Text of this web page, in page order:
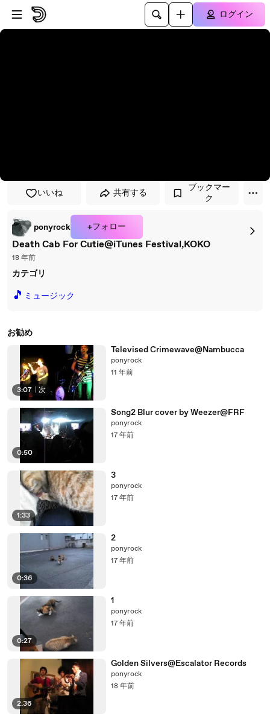
プレイヤーにスキップ
メインコンテンツにスキップ
ログイン
いいね 共有する
ブックマー
ク
ponyrock +フォロー
Death Cab For Cutie@iTunes Festival,KOKO
18 年前
カテゴリ
🎵 ミュージック
お勧め
3:07 次
Televised Crimewave@Nambucca
ponyrock
11 年前
0:50
Song2 Blur cover by Weezer@FRF
ponyrock
17 年前
1:33
3
ponyrock
17 年前
0:36
2
ponyrock
17 年前
0:27
1
ponyrock
17 年前
2:36
Golden Silvers@Escalator Records
ponyrock
18 年前